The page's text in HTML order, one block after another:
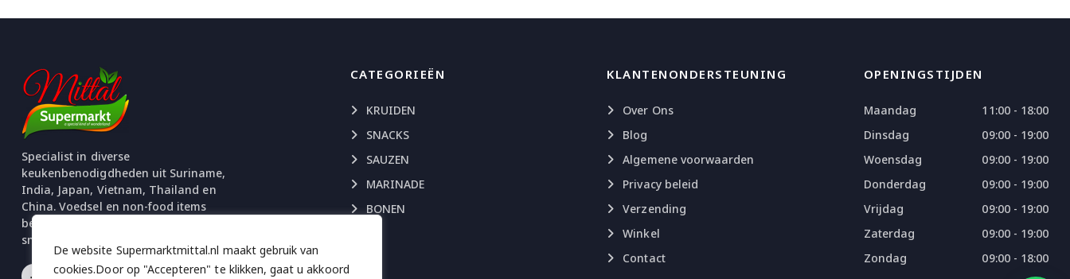
De website Supermarktmittal.nl maakt gebruik van
cookies.Door op "Accepteren" te klikken, gaat u akkoord
Specialist in diverse
keukenbenodigdheden uit Suriname,
India, Japan, Vietnam, Thailand en
China. Voedsel en non-food items
beschikbaar. Uitgebreide selectie
snacks en chips.
CATEGORIEËN
KRUIDEN
SNACKS
SAUZEN
MARINADE
BONEN
KLANTENONDERSTEUNING
Over Ons
Blog
Algemene voorwaarden
Privacy beleid
Verzending
Winkel
Contact
OPENINGSTIJDEN
Maandag
11:00 - 18:00
Dinsdag
09:00 - 19:00
Woensdag
09:00 - 19:00
Donderdag
09:00 - 19:00
Vrijdag
09:00 - 19:00
Zaterdag
09:00 - 19:00
Zondag
09:00 - 18:00